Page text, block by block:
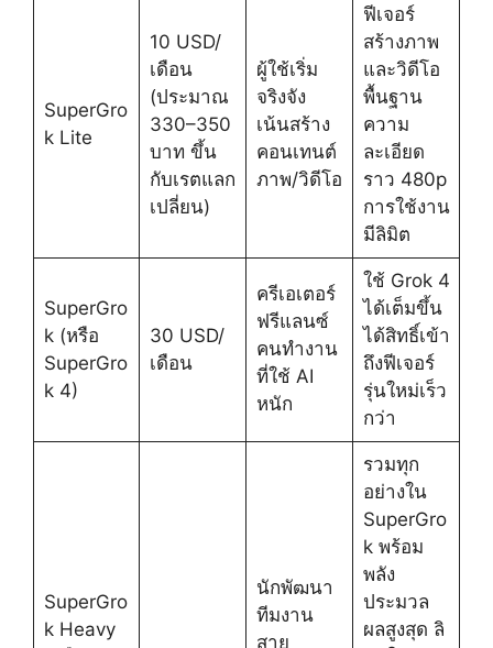
SuperGro
k Lite
10 USD/
เดือน
(ประมาณ
330–350
บาท ขึ้น
กับเรตแลก
เปลี่ยน)
ผู้ใช้เริ่ม
จริงจัง
เน้นสร้าง
คอนเทนต์
ภาพ/วิดีโอ
ฟีเจอร์
สร้างภาพ
และวิดีโอ
พื้นฐาน
ความ
ละเอียด
ราว 480p
การใช้งาน
มีลิมิต
SuperGro
k (หรือ
SuperGro
k 4)
30 USD/
เดือน
ครีเอเตอร์
ฟรีแลนซ์
คนทำงาน
ที่ใช้ AI
หนัก
ใช้ Grok 4
ได้เต็มขึ้น
ได้สิทธิ์เข้า
ถึงฟีเจอร์
รุ่นใหม่เร็ว
กว่า
SuperGro
k Heavy
นักพัฒนา
ทีมงาน
สาย
รวมทุก
อย่างใน
SuperGro
k พร้อม
พลัง
ประมวล
ผลสูงสุด ลิ